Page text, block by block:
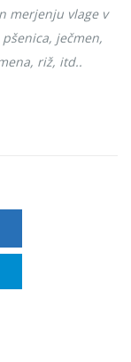
merjenju vlage v
ječmen,
riž, itd..